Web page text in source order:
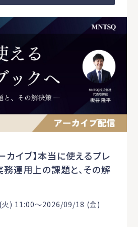
カイブ】本当に使えるプレ
運用上の課題と、その解
火) 11:00〜2026/09/18 (金)